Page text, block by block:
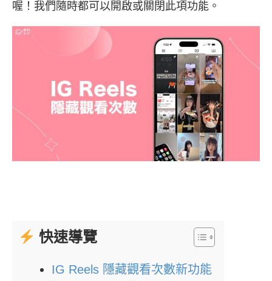
喔！我們隨時都可以開啟或關閉此項功能。
快速導覽
IG Reels 隱藏觀看次數新功能